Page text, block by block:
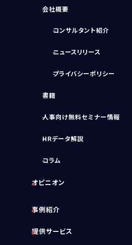
サ
お気
TEL.
会社概要
コンサルタント紹介
ニュースリリース
プライバシーポリシー
書籍
人事向け無料セミナー情報
HRデータ解説
コラム
オピニオン
事例紹介
提供サービス